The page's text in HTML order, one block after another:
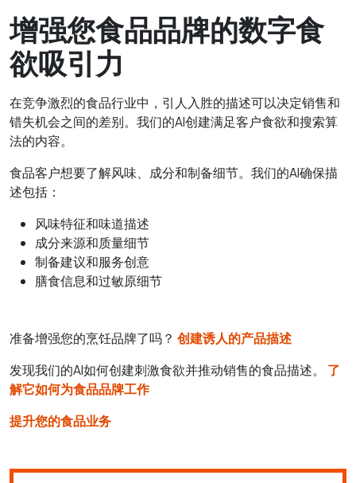
增强您食品品牌的数字食
欲吸引力
在竞争激烈的食品行业中，引人入胜的描述可以决定销售和
错失机会之间的差别。我们的AI创建满足客户食欲和搜索算
法的内容。
食品客户想要了解风味、成分和制备细节。我们的AI确保描
述包括：
风味特征和味道描述
成分来源和质量细节
制备建议和服务创意
膳食信息和过敏原细节
准备增强您的烹饪品牌了吗？ 创建诱人的产品描述
发现我们的AI如何创建刺激食欲并推动销售的食品描述。 了
解它如何为食品品牌工作
提升您的食品业务